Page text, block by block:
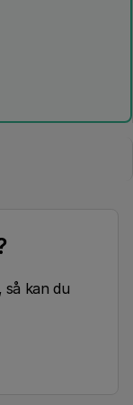
kan du